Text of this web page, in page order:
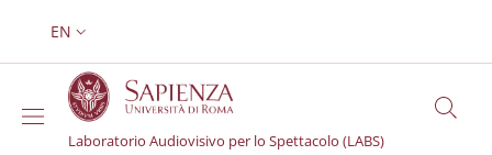
LANGUAGE SWITCHER: CURRENT LANGUAGE
EN
Laboratorio Audiovisivo per lo Spettacolo (LABS)